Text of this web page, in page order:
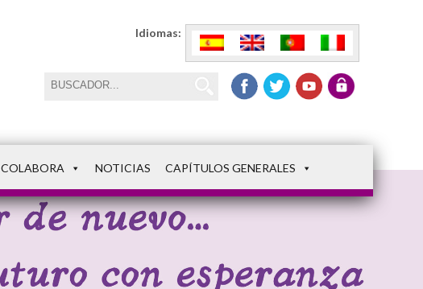
Idiomas:
COLABORA NOTICIAS CAPÍTULOS GENERALES